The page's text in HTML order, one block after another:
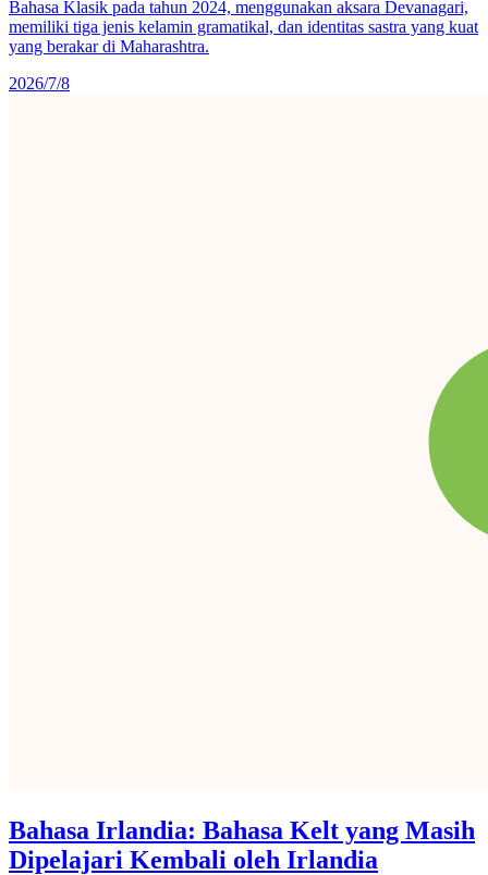
Bahasa Klasik pada tahun 2024, menggunakan aksara Devanagari,
memiliki tiga jenis kelamin gramatikal, dan identitas sastra yang kuat
yang berakar di Maharashtra.
2026/7/8
Bahasa Irlandia: Bahasa Kelt yang Masih
Dipelajari Kembali oleh Irlandia